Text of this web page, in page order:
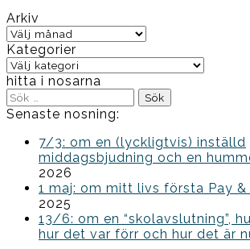
Arkiv
Arkiv
Kategorier
Kategorier
hitta i nosarna
Sök
efter:
Senaste nosning:
7/3: om en (lyckligtvis) inställd
middagsbjudning och en
2026
1 maj: om mitt livs första Pay &
2025
13/6: om en “skolavslutning”,
hur det var förr och hur det är